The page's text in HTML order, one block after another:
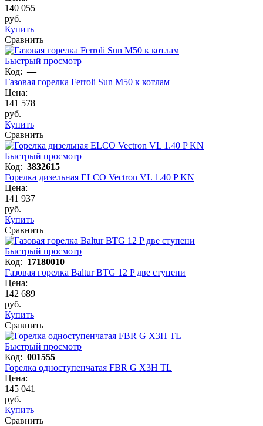
140 055
руб.
Купить
Сравнить
Быстрый просмотр
Код:—
Газовая горелка Ferroli Sun M50 к котлам
Цена:
141 578
руб.
Купить
Сравнить
Быстрый просмотр
Код: 3832615
Горелка дизельная ELCO Vectron VL 1.40 P KN
Цена:
141 937
руб.
Купить
Сравнить
Быстрый просмотр
Код: 17180010
Газовая горелка Baltur BTG 12 P две ступени
Цена:
142 689
руб.
Купить
Сравнить
Быстрый просмотр
Код: 001555
Горелка одноступенчатая FBR G X3H TL
Цена:
145 041
руб.
Купить
Сравнить